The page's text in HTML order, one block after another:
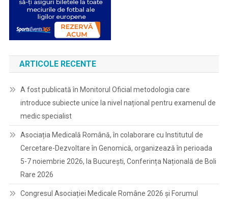
ARTICOLE RECENTE
A fost publicată în Monitorul Oficial metodologia care
introduce subiecte unice la nivel național pentru examenul de
medic specialist
Asociația Medicală Română, în colaborare cu Institutul de
Cercetare-Dezvoltare în Genomică, organizează în perioada
5-7 noiembrie 2026, la București, Conferința Națională de Boli
Rare 2026
Congresul Asociației Medicale Române 2026 și Forumul